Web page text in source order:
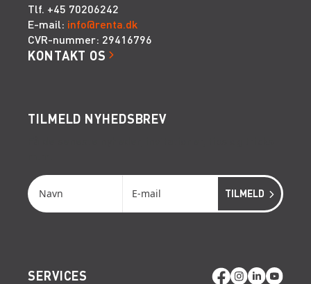
Tlf. +45 70206242
E-mail: info@renta.dk
CVR-nummer: 29416796
KONTAKT OS
TILMELD NYHEDSBREV
SERVICES